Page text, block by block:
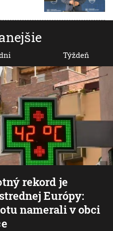
rekord je
Európy:
namerali v obci
Týždeň